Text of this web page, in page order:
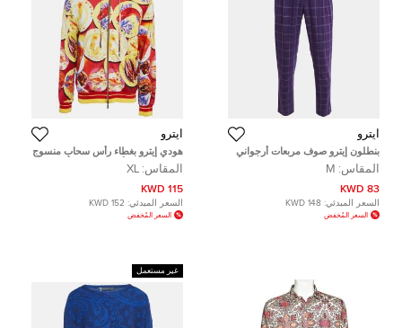
ايترو
بنطلون إيترو صوف مربعات أرجواني
ضيق مقاس ميديوم
المقاس: M
83 KWD
السعر المبدئي: 148 KWD
السعر المُخفض
ايترو
هودي إيترو بغطاء رأس سحاب منسوج
قطن بطباعة مأكولات بحرية أحمر
مقاس كبير جدا
المقاس: XL
115 KWD
السعر المبدئي: 152 KWD
السعر المُخفض
غير مستعمل